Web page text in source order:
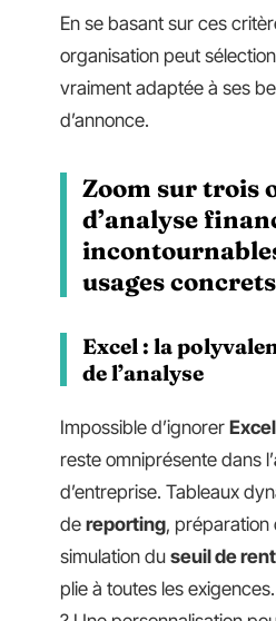
En se basant sur ces
organisation peut
vraiment adaptée à ses
d’annonce.
Zoom sur trois
d’analyse
usages concrets
Excel : la
de l’analyse
Impossible d’ignorer Excel
reste omniprésente dans l’
d’entreprise. Tableaux
de reporting, préparation
simulation du seuil de
plie à toutes les